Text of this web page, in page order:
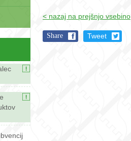
< nazaj na prejšnjo vsebino
Share Tweet